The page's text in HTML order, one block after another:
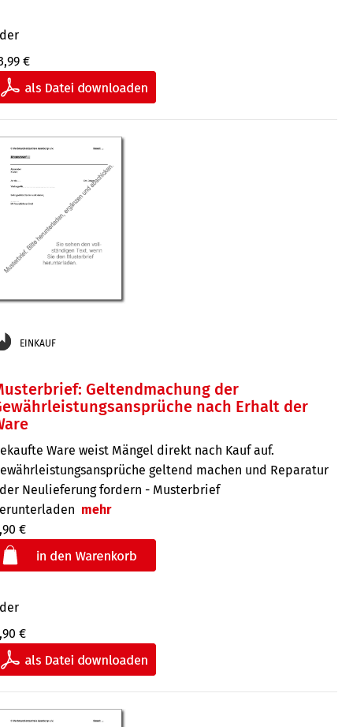
€
EINKAUF
Geltendmachung der
nach Erhalt der
Ware weist Mängel direkt nach Kauf auf.
geltend machen und Reparatur
Neulieferung fordern - Musterbrief
mehr
€
€